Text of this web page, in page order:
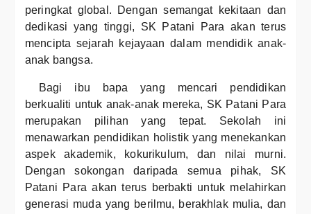
peringkat global. Dengan semangat kekitaan dan
dedikasi yang tinggi, SK Patani Para akan terus
mencipta sejarah kejayaan dalam mendidik anak-
anak bangsa.
Bagi ibu bapa yang mencari pendidikan
berkualiti untuk anak-anak mereka, SK Patani Para
merupakan pilihan yang tepat. Sekolah ini
menawarkan pendidikan holistik yang menekankan
aspek akademik, kokurikulum, dan nilai murni.
Dengan sokongan daripada semua pihak, SK
Patani Para akan terus berbakti untuk melahirkan
generasi muda yang berilmu, berakhlak mulia, dan